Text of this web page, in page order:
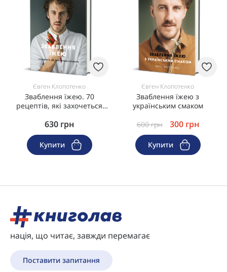
Євген Клопотенко
Зваблення їжею. 70
рецептів, які захочеться
630 грн
Купити
Євген Клопотенко
Зваблення їжею з
українським смаком
600грн 300 грн
Купити
нація, що читає, завжди перемагає
Поставити запитання